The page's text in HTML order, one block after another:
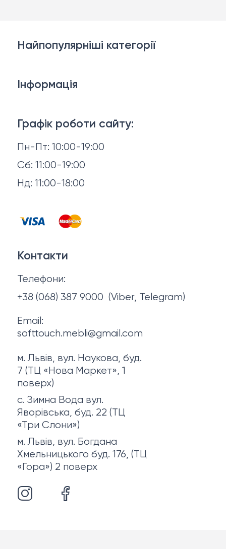
Графік роботи сайту:
Пн-Пт: 10:00-19:00
Сб: 11:00-19:00
Нд: 11:00-18:00
Найпопулярніші категорії
Матраци
Аксесуари для сну
Тумби та комоди
Інформація
Повернення й обмін
Відгуки
Контакти
Політика конфіденційності
Контакти
Телефони:
+38 (068) 387 9000 (Viber, Telegram)
Email:
softtouch.mebli@gmail.com
м. Львів, вул. Наукова, буд.
7 (ТЦ «Нова Маркет», 1
поверх)
с. Зимна Вода вул.
Яворівська, буд. 22 (ТЦ
«Три Слони»)
м. Львів, вул. Богдана
Хмельницького буд. 176, (ТЦ
«Гора») 2 поверх